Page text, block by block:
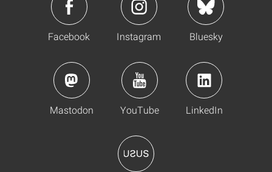
Facebook Instagram Bluesky
Mastodon YouTube LinkedIn